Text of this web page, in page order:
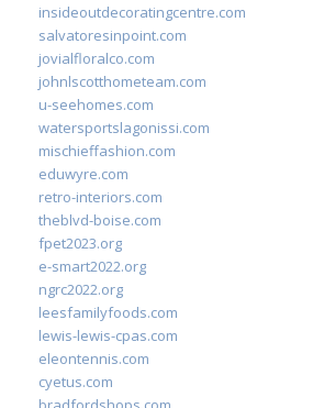
insideoutdecoratingcentre.com
salvatoresinpoint.com
jovialfloralco.com
johnlscotthometeam.com
u-seehomes.com
watersportslagonissi.com
mischieffashion.com
eduwyre.com
retro-interiors.com
theblvd-boise.com
fpet2023.org
e-smart2022.org
ngrc2022.org
leesfamilyfoods.com
lewis-lewis-cpas.com
eleontennis.com
cyetus.com